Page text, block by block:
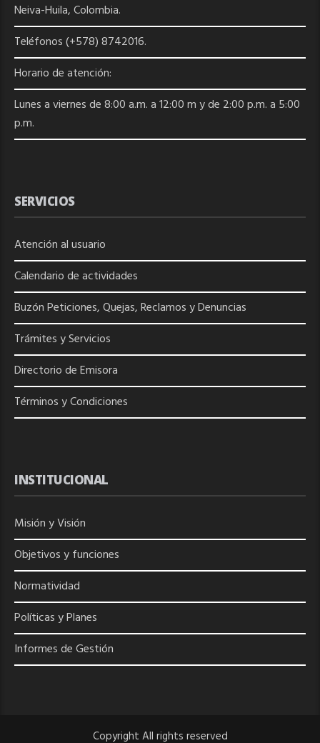
Neiva-Huila, Colombia.
Teléfonos (+578) 8742016.
Horario de atención:
Lunes a viernes de 8:00 a.m. a 12:00 m y de 2:00 p.m. a 5:00
p.m.
SERVICIOS
Atención al usuario
Calendario de actividades
Buzón Peticiones, Quejas, Reclamos y Denuncias
Trámites y Servicios
Directorio deEmisora
Términos y Condiciones
INSTITUCIONAL
Misión y Visión
Objetivos y funciones
Normatividad
Políticas y Planes
Informes de Gestión
Copyright All rights reserved